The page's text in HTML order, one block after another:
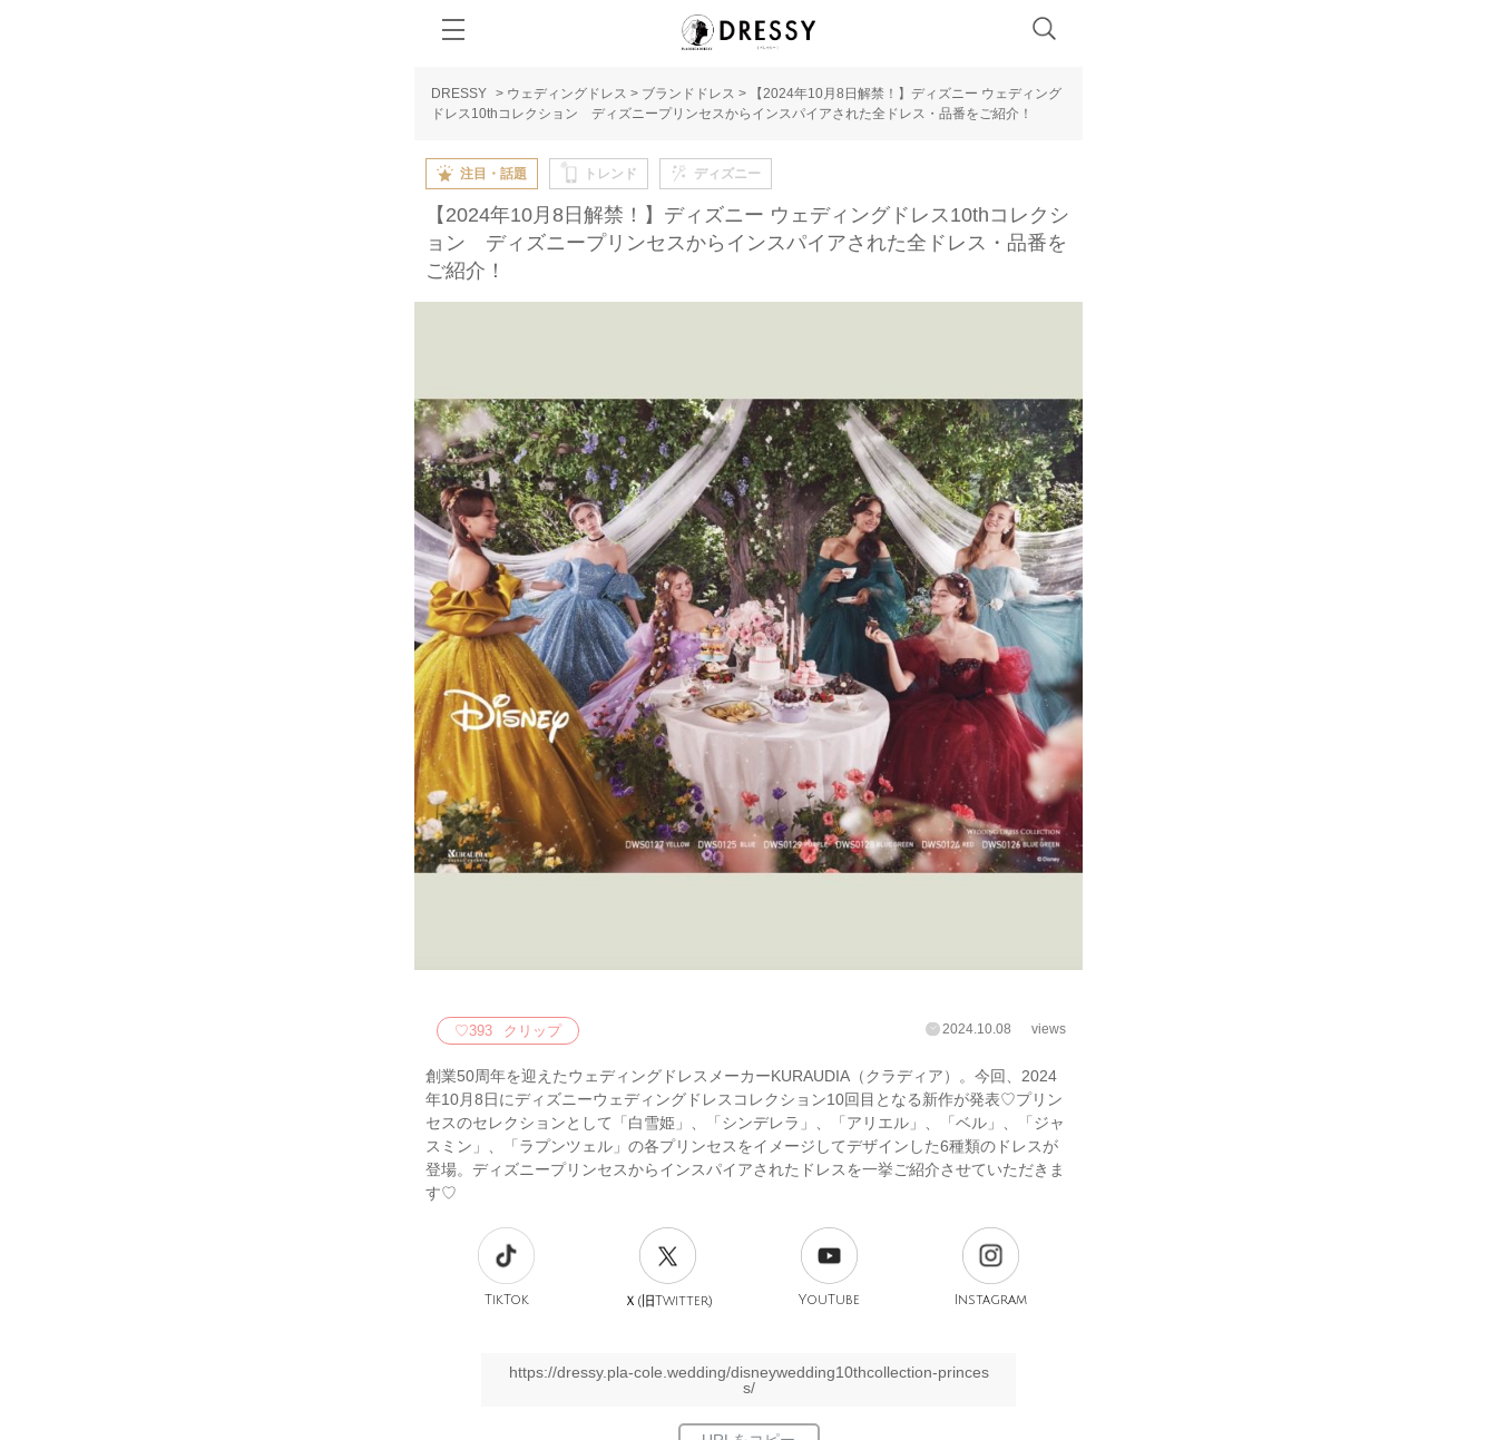
DRESSY > ウェディングドレス > ブランドドレス >
【2024年10月8日解禁！】ディズニー ウェディング
ドレス10thコレクション ディズニープリンセスからインスパイアされた全ドレス・品番をご紹介！
注目・話題 トレンド ディズニー
【2024年10月8日解禁！】ディズニー ウェディングドレス10thコレクシ
ョン ディズニープリンセスからインスパイアされた全ドレス・品番を
ご紹介！
♡393 クリップ 2024.10.08 views
創業50周年を迎えたウェディングドレスメーカーKURAUDIA（クラディア）。今回、2024
年10月8日にディズニーウェディングドレスコレクション10回目となる新作が発表♡プリン
セスのセレクションとして「白雪姫」、「シンデレラ」、「アリエル」、「ベル」、「ジャ
スミン」、「ラプンツェル」の各プリンセスをイメージしてデザインした6種類のドレスが
登場。ディズニープリンセスからインスパイアされたドレスを一挙ご紹介させていただきま
す♡
TikTok Ｘ(旧Twitter) YouTube Instagram
https://dressy.pla-cole.wedding/disneywedding10thcollection-princes
s/